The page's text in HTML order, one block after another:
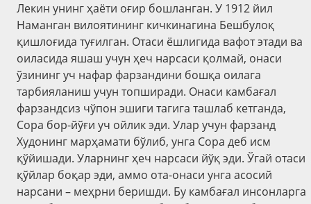
Лекин унинг ҳаёти оғир бошланган. У 1912 йил
Наманган вилоятининг кичкинагина Бешбулоқ
қишлоғида туғилган. Отаси ёшлигида вафот этади ва
оиласида яшаш учун ҳеч нарсаси қолмай, онаси
ўзининг уч нафар фарзандини бошқа оилага
тарбияланиш учун топширади. Онаси камбағал
фарзандсиз чўпон эшиги тагига ташлаб кетганда,
Сора бор-йўғи уч ойлик эди. Улар учун фарзанд
Худонинг марҳамати бўлиб, унга Сора деб исм
қўйишади. Уларнинг ҳеч нарсаси йўқ эди. Ўгай отаси
қўйлар боқар эди, аммо ота-онаси унга асосий
нарсани – меҳрни беришди. Бу камбағал инсонларга